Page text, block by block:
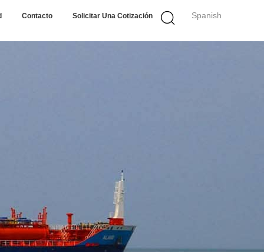
Spanish
Contacto Solicitar Una Cotización